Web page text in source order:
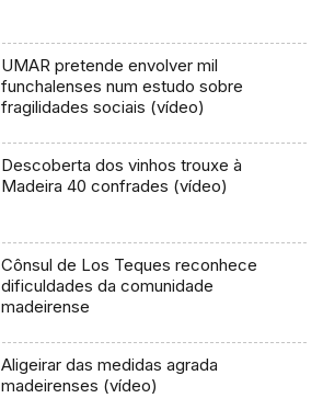
UMAR pretende envolver mil
funchalenses num estudo sobre
fragilidades sociais (vídeo)
Descoberta dos vinhos trouxe à
Madeira 40 confrades (vídeo)
Cônsul de Los Teques reconhece
dificuldades da comunidade
madeirense
Aligeirar das medidas agrada
madeirenses (vídeo)